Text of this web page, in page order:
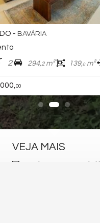
da Baviera
m² 2
VEJA MAIS
receba nosso